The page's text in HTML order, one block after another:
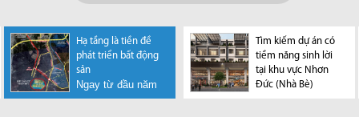
Hạ tầng khu Nam
Sài Gòn phát triển,
BĐS gia tăng thanh
khoản
Trước đây, khi
Hạ tầng là tiền đề
phát triển bất động
sản
Ngay từ đầu năm
2017, căn cứ vào
Tìm kiếm dự án có
tiềm năng sinh lời
tại khu vực Nhơn
Đức (Nhà Bè)